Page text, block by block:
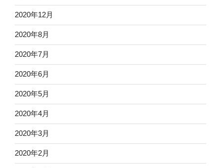
2020年12月
2020年8月
2020年7月
2020年6月
2020年5月
2020年4月
2020年3月
2020年2月